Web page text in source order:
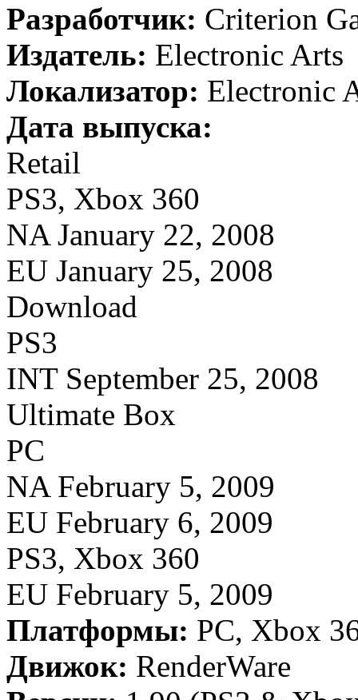
Разработчик: Criterion
Издатель: Electronic Arts
Локализатор: Electronic
Дата выпуска:
Retail
PS3, Xbox 360
NA January 22, 2008
EU January 25, 2008
Download
PS3
INT September 25, 2008
Ultimate Box
PC
NA February 5, 2009
EU February 6, 2009
PS3, Xbox 360
EU February 5, 2009
Платформы: PC, Xbox
Движок: RenderWare